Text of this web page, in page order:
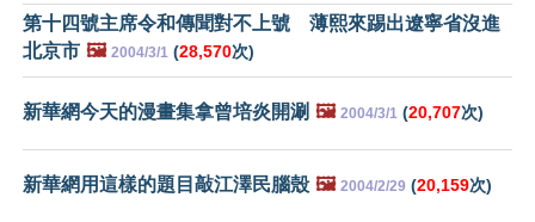
第十四號主席令和傳聞對不上號 薄熙來踢出遼寧省沒進
北京市 🖼️ 2004/3/1 (28,570次)
新華網今天的漫畫集拿曾培炎開涮 🖼️ 2004/3/1 (20,707次)
新華網用這樣的題目敲江澤民腦殼 🖼️ 2004/2/29 (20,159次)